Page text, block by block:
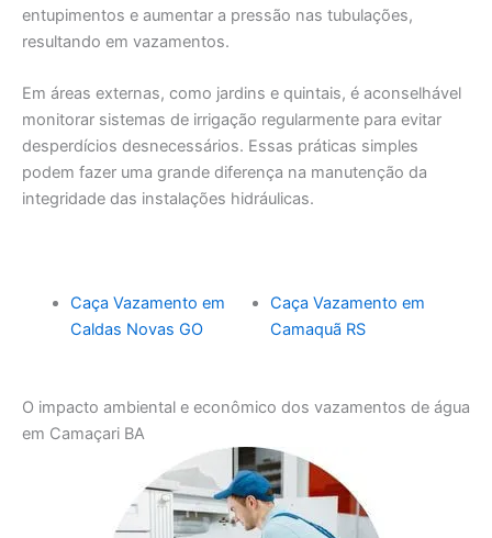
entupimentos e aumentar a pressão nas tubulações,
resultando em vazamentos.
Em áreas externas, como jardins e quintais, é aconselhável
monitorar sistemas de irrigação regularmente para evitar
desperdícios desnecessários. Essas práticas simples
podem fazer uma grande diferença na manutenção da
integridade das instalações hidráulicas.
Caça Vazamento em
Caldas Novas GO
Caça Vazamento em
Camaquã RS
O impacto ambiental e econômico dos vazamentos de água
em Camaçari BA